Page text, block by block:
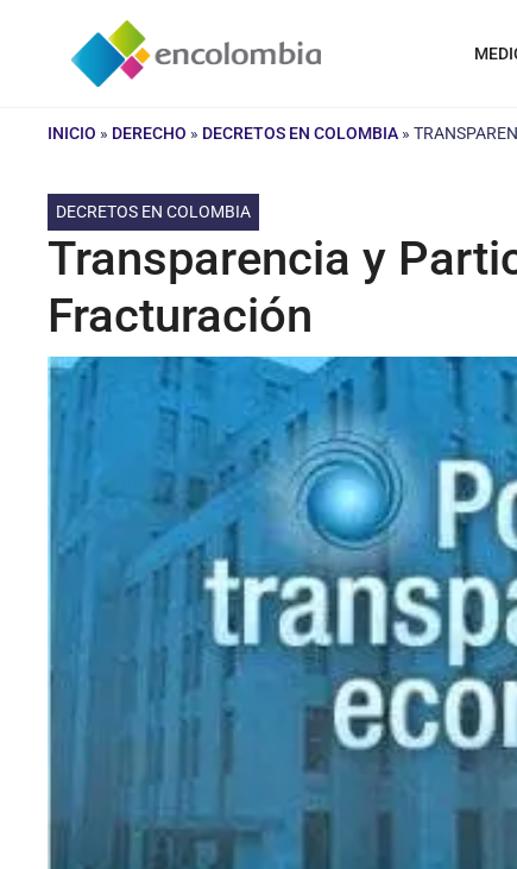
contenido
INICIO » DERECHO » DECRETOS EN COLOMBIA »
DECRETOS EN COLOMBIA
Transparencia y
Fracturación